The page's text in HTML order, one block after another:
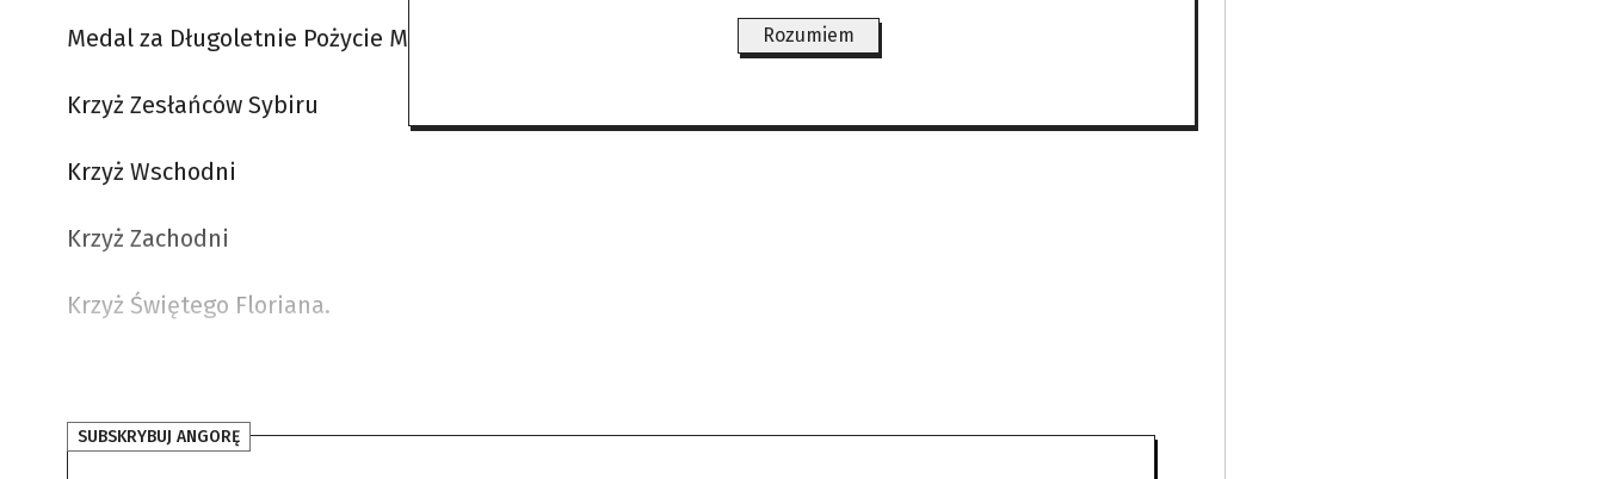
Medal za Długoletnie Pożycie Małżeńskie
Krzyż Zesłańców Sybiru
Krzyż Wschodni
Krzyż Zachodni
Krzyż Świętego Floriana.
SUBSKRYBUJ ANGORĘ
Rozumiem